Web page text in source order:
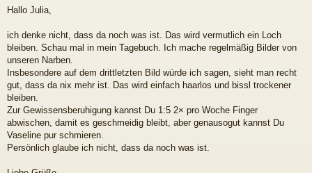
i
r
a
Hallo Julia,
ich denke nicht, dass da noch was ist. Das wird vermutlich ein Loch
bleiben. Schau mal in mein Tagebuch. Ich mache regelmäßig Bilder von
unseren Narben.
Insbesondere auf dem drittletzten Bild würde ich sagen, sieht man recht
gut, dass da nix mehr ist. Das wird einfach haarlos und bissl trockener
bleiben.
Zur Gewissensberuhigung kannst Du 1:5 2× pro Woche Finger
abwischen, damit es geschmeidig bleibt, aber genausogut kannst Du
Vaseline pur schmieren.
Persönlich glaube ich nicht, dass da noch was ist.